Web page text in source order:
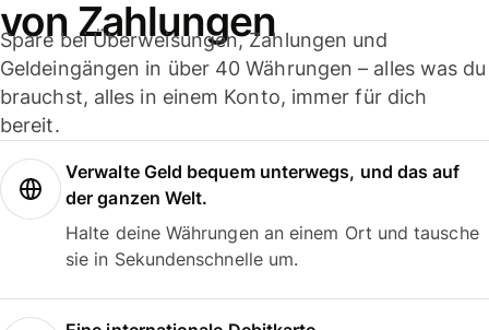
von Zahlungen
Spare bei Überweisungen, Zahlungen und
Geldeingängen in über 40 Währungen – alles was du
brauchst, alles in einem Konto, immer für dich
bereit.
Verwalte Geld bequem unterwegs, und das auf
der ganzen Welt.
Halte deine Währungen an einem Ort und tausche
sie in Sekundenschnelle um.